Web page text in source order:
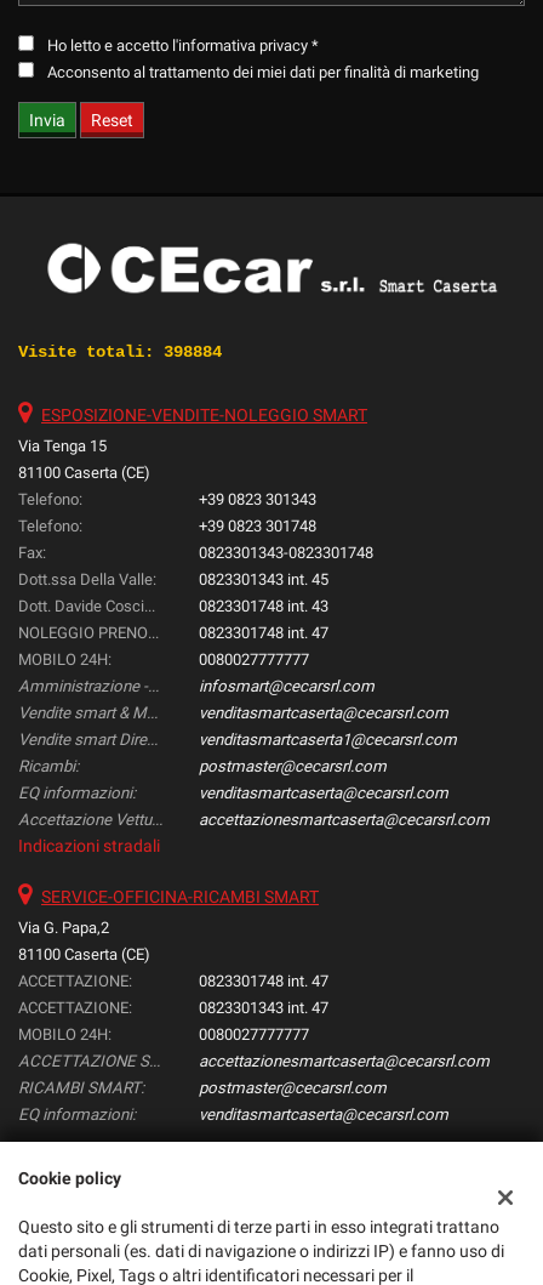
Ho letto e accetto l'informativa privacy *
Acconsento al trattamento dei miei dati per finalità di marketing
Visite totali: 398884
ESPOSIZIONE-VENDITE-NOLEGGIO SMART
Via Tenga 15
81100 Caserta (CE)
Telefono:
+39 0823 301343
Telefono:
+39 0823 301748
Fax:
0823301343-0823301748
Dott.ssa Della Valle:
0823301343 int. 45
Dott. Davide Coscione:
0823301748 int. 43
NOLEGGIO PRENOTAZIONI::
0823301748 int. 47
MOBILO 24H:
0080027777777
Amministrazione -Gestione & Controllo-:
infosmart@cecarsrl.com
Vendite smart & Mercedes Direzionali:
venditasmartcaserta@cecarsrl.com
Vendite smart Direzionali:
venditasmartcaserta1@cecarsrl.com
Ricambi:
postmaster@cecarsrl.com
EQ informazioni:
venditasmartcaserta@cecarsrl.com
Accettazione Vetture:
accettazionesmartcaserta@cecarsrl.com
Indicazioni stradali
SERVICE-OFFICINA-RICAMBI SMART
Via G. Papa,2
81100 Caserta (CE)
ACCETTAZIONE:
0823301748 int. 47
ACCETTAZIONE:
0823301343 int. 47
MOBILO 24H:
0080027777777
ACCETTAZIONE SMART:
accettazionesmartcaserta@cecarsrl.com
RICAMBI SMART:
postmaster@cecarsrl.com
EQ informazioni:
venditasmartcaserta@cecarsrl.com
Smart CEcar Srl
Via Papa, 2, Caserta (CE)
Cookie policy
Questo sito e gli strumenti di terze parti in esso integrati trattano
dati personali (es. dati di navigazione o indirizzi IP) e fanno uso di
Cookie, Pixel, Tags o altri identificatori necessari per il